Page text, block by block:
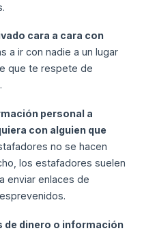
cara a cara con
a ir con nadie a un lugar
que te respete de
personal a
con alguien que
no se hacen
los estafadores suelen
enviar enlaces de
de dinero o información